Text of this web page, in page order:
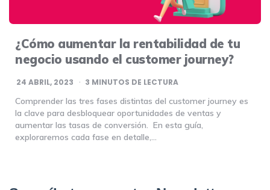
¿Cómo aumentar la rentabilidad de tu
negocio usando el customer journey?
24 ABRIL, 2023 3 MINUTOS DE LECTURA
Comprender las tres fases distintas del customer journey es
la clave para desbloquear oportunidades de ventas y
aumentar las tasas de conversión. En esta guía,
exploraremos cada fase en detalle,…